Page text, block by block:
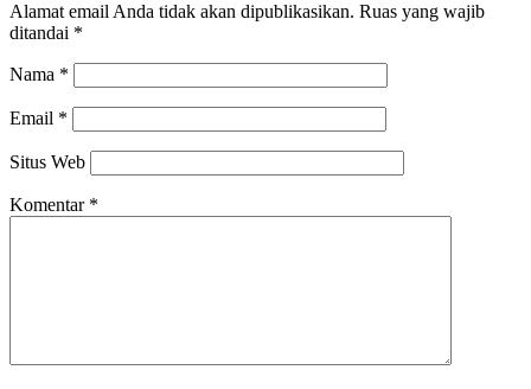
Alamat email Anda tidak akan dipublikasikan. Ruas yang wajib
ditandai *
Nama *
Email *
Situs Web
Komentar *